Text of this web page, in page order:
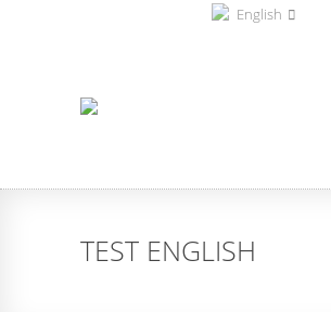
English
TEST ENGLISH